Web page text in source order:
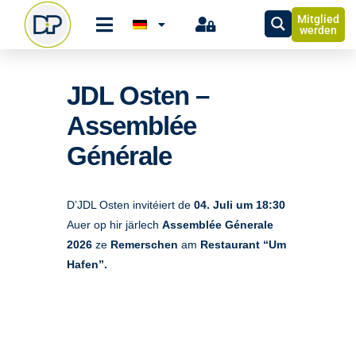
Mitglied
werden
JDL Osten –
Assemblée
Générale
D’JDL Osten invitéiert de 04. Juli um 18:30
Auer op hir järlech Assemblée Génerale
2026 ze Remerschen am Restaurant “Um
Hafen”.